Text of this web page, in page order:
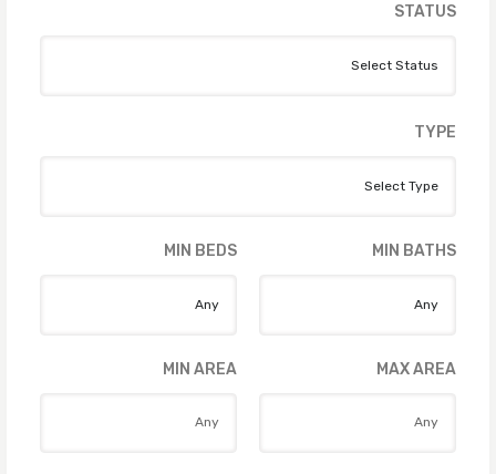
STATUS
TYPE
MIN BEDS MIN BATHS
MIN AREA MAX AREA